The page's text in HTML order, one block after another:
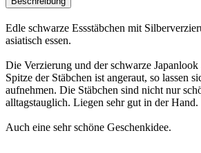
Edle schwarze Essstäbchen mit
asiatisch essen.
Die Verzierung und der schwarze
Spitze der Stäbchen ist angeraut, so lassen
aufnehmen. Die Stäbchen sind nicht nur
alltagstauglich. Liegen sehr gut in der Hand.
Auch eine sehr schöne Geschenkidee.